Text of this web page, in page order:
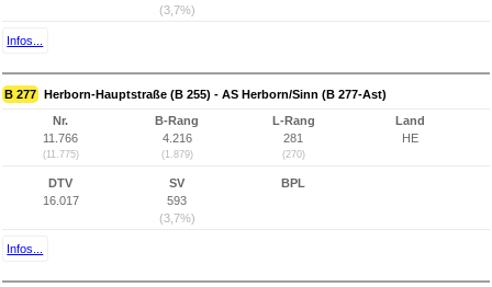
(3,7%)
Infos...
B 277 Herborn-Hauptstraße (B 255) - AS Herborn/Sinn (B 277-Ast)
Nr.
11.766
(11.775)
B-Rang
4.216
(1.879)
L-Rang
281
(270)
Land
HE
DTV
16.017
SV
593
(3,7%)
BPL
Infos...